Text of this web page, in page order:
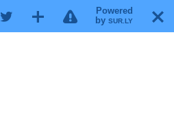
X
Powered
by SUR.LY
!
G
T